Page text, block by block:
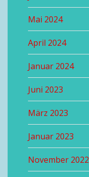
Mai 2024
April 2024
Januar 2024
Juni 2023
März 2023
Januar 2023
November 2022